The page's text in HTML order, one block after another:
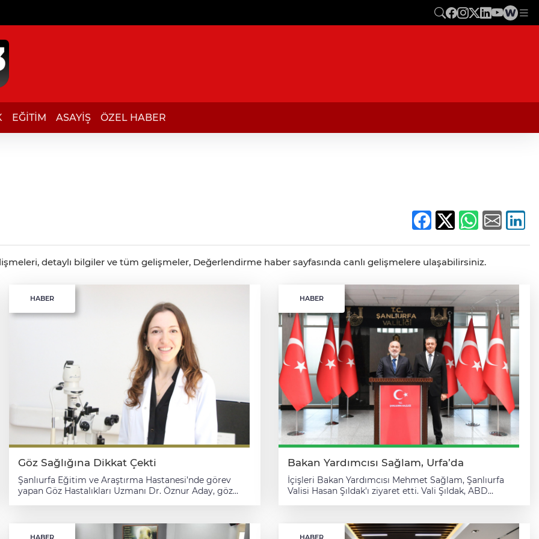
EĞİTİM ASAYİŞ ÖZEL HABER
detaylı bilgiler ve tüm gelişmeler, Değerlendirme haber sayfasında canlı gelişmelere ulaşabilirsiniz.
HABER
Göz Sağlığına Dikkat Çekti
Şanlıurfa Eğitim ve Araştırma Hastanesi’nde görev
yapan Göz Hastalıkları Uzmanı Dr. Öznur Aday, göz
başvurularında sık karşılaşılan sağlık sorunlarından biri
olan göz kapağı düşüklüğünün, hem görme
HABER
Bakan Yardımcısı Sağlam, Urfa’da
İçişleri Bakan Yardımcısı Mehmet Sağlam, Şanlıurfa
Valisi Hasan Şıldak'ı ziyaret etti. Vali Şıldak, ABD
kentteki programları kapsamında Valiliği ziyaret
ettiğini belirtti. Ziyaret kapsamında kentte yürütülen